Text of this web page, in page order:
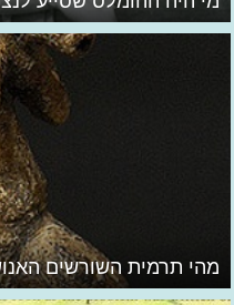
מהי תרמית השורשים